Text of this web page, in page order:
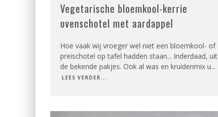
Vegetarische bloemkool-kerrie
ovenschotel met aardappel
Hoe vaak wij vroeger wel niet een bloemkool- of
preischotel op tafel hadden staan... Inderdaad, uit
de bekende pakjes. Ook al was en kruidenmix u...
LEES VERDER...